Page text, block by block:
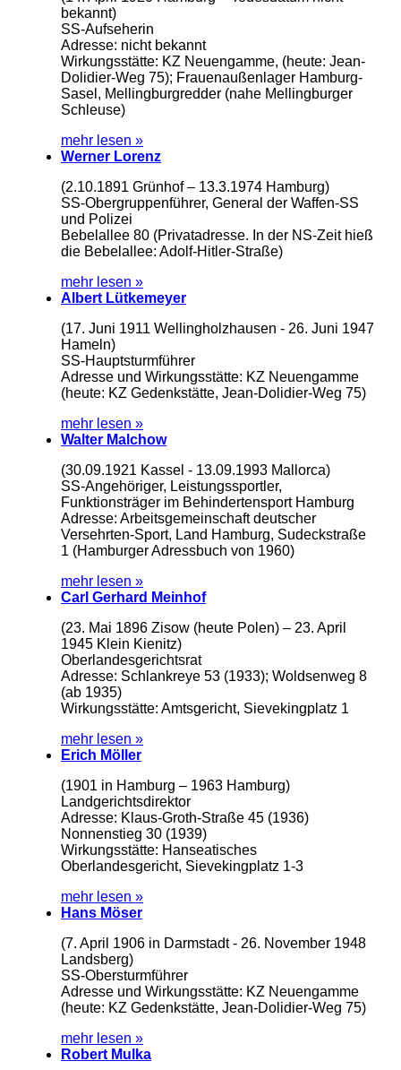
bekannt)
SS-Aufseherin
Adresse: nicht bekannt
Wirkungsstätte: KZ Neuengamme, (heute: Jean-
Dolidier-Weg 75); Frauenaußenlager Hamburg-
Sasel, Mellingburgredder (nahe Mellingburger
Schleuse)
mehr lesen »
Werner Lorenz
(2.10.1891 Grünhof – 13.3.1974 Hamburg)
SS-Obergruppenführer, General der Waffen-SS
und Polizei
Bebelallee 80 (Privatadresse. In der NS-Zeit hieß
die Bebelallee: Adolf-Hitler-Straße)
mehr lesen »
Albert Lütkemeyer
(17. Juni 1911 Wellingholzhausen - 26. Juni 1947
Hameln)
SS-Hauptsturmführer
Adresse und Wirkungsstätte: KZ Neuengamme
(heute: KZ Gedenkstätte, Jean-Dolidier-Weg 75)
mehr lesen »
Walter Malchow
(30.09.1921 Kassel - 13.09.1993 Mallorca)
SS-Angehöriger, Leistungssportler,
Funktionsträger im Behindertensport Hamburg
Adresse: Arbeitsgemeinschaft deutscher
Versehrten-Sport, Land Hamburg, Sudeckstraße
1 (Hamburger Adressbuch von 1960)
mehr lesen »
Carl Gerhard Meinhof
(23. Mai 1896 Zisow (heute Polen) – 23. April
1945 Klein Kienitz)
Oberlandesgerichtsrat
Adresse: Schlankreye 53 (1933); Woldsenweg 8
(ab 1935)
Wirkungsstätte: Amtsgericht, Sievekingplatz 1
mehr lesen »
Erich Möller
(1901 in Hamburg – 1963 Hamburg)
Landgerichtsdirektor
Adresse: Klaus-Groth-Straße 45 (1936)
Nonnenstieg 30 (1939)
Wirkungsstätte: Hanseatisches
Oberlandesgericht, Sievekingplatz 1-3
mehr lesen »
Hans Möser
(7. April 1906 in Darmstadt - 26. November 1948
Landsberg)
SS-Obersturmführer
Adresse und Wirkungsstätte: KZ Neuengamme
(heute: KZ Gedenkstätte, Jean-Dolidier-Weg 75)
mehr lesen »
Robert Mulka